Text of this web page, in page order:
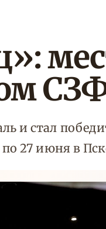
и стал
27 июня в